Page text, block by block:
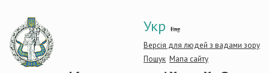
основного
матеріалу
Укр Eng
Версія для людей з вадами зору
Пошук Мапа сайту